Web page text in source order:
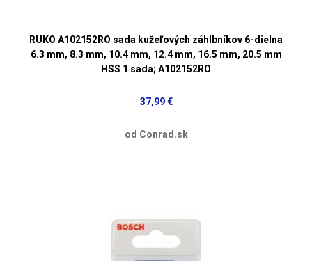
RUKO A102152RO sada kužeľových záhlbníkov 6-dielna
6.3 mm, 8.3 mm, 10.4 mm, 12.4 mm, 16.5 mm, 20.5 mm
HSS 1 sada; A102152RO
37,99 €
od Conrad.sk